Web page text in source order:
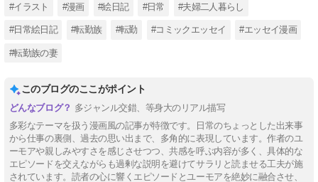
#イラスト #漫画 #絵日記 #日常 #夫婦二人暮らし
#日常絵日記 #転勤族 #転勤 #コミックエッセイ #エッセイ漫画
#転勤族の妻
このブログのここがポイント
多ジャンル交錯、等身大のリアル描写
多彩なテーマを扱う漫画風の記事が特徴です。日常のちょっとした出来事
から仕事の裏側、過去の思い出まで、多角的に表現しています。作者のユ
ーモアや親しみやすさを感じさせつつ、共感を呼ぶ内容が多く、具体的な
エピソードを交えながらも過剰な説明を避けてサラリと読ませる工夫が施
されています。読者の心に響くエピソードとユーモアを絶妙に融合させ、